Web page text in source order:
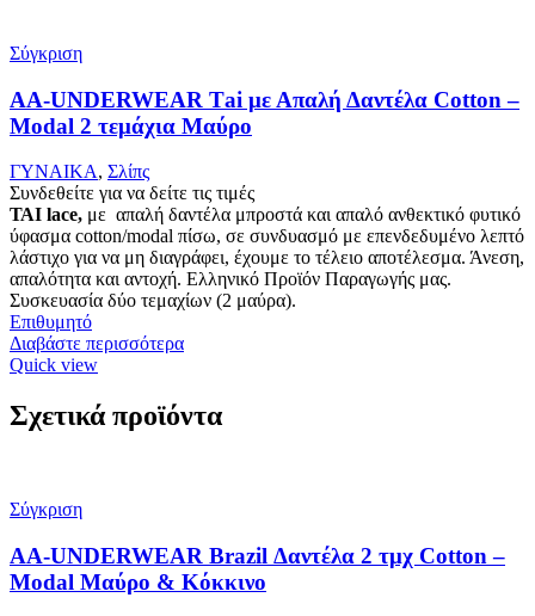
Σύγκριση
AA-UNDERWEAR Τai με Απαλή Δαντέλα Cotton –
Modal 2 τεμάχια Μαύρο
ΓΥΝΑΙΚΑ, Σλίπς
Συνδεθείτε για να δείτε τις τιμές
ΤΑΙ lace, με απαλή δαντέλα μπροστά και απαλό ανθεκτικό φυτικό
ύφασμα cotton/modal πίσω, σε συνδυασμό με επενδεδυμένο λεπτό
λάστιχο για να μη διαγράφει, έχουμε το τέλειο αποτέλεσμα. Άνεση,
απαλότητα και αντοχή. Ελληνικό Προϊόν Παραγωγής μας.
Συσκευασία δύο τεμαχίων (2 μαύρα).
Επιθυμητό
Διαβάστε περισσότερα
Quick view
Σχετικά προϊόντα
Σύγκριση
AA-UNDERWEAR Brazil Δαντέλα 2 τμχ Cotton –
Modal Μαύρο & Κόκκινο